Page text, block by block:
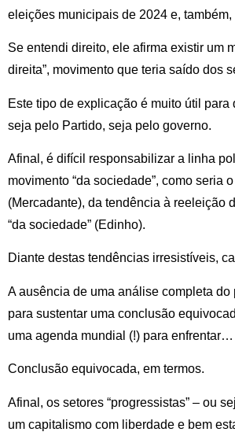
eleições municipais de 2024 e,
Se entendi direito, ele afirma existir um
direita”, movimento que teria saído dos
Este tipo de explicação é muito útil
seja pelo Partido, seja pelo governo.
Afinal, é difícil responsabilizar a linha
movimento “da sociedade”, como seria
(Mercadante), da tendência à reeleição
“da sociedade” (Edinho).
Diante destas tendências irresistíveis,
A ausência de uma análise completa
para sustentar uma conclusão
uma agenda mundial (!) para
Conclusão equivocada, em termos.
Afinal, os setores “progressistas” – ou
um capitalismo com liberdade e bem